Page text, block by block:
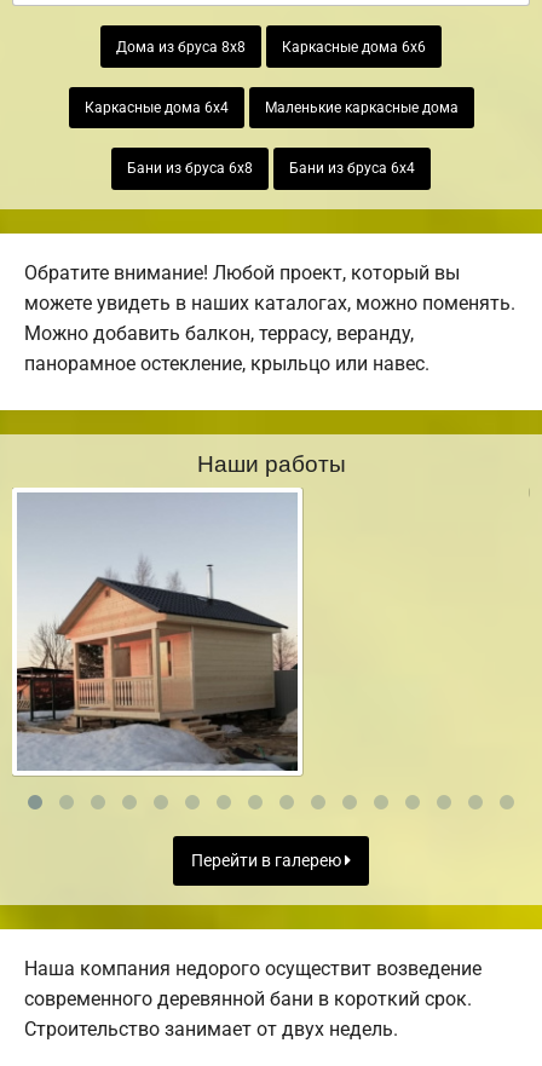
Дома из бруса 8х8 Каркасные дома 6х6
Каркасные дома 6х4 Маленькие каркасные дома
Бани из бруса 6х8 Бани из бруса 6х4
Обратите внимание! Любой проект, который вы
можете увидеть в наших каталогах, можно поменять.
Можно добавить балкон, террасу, веранду,
панорамное остекление, крыльцо или навес.
Наши работы
Перейти в галерею
Наша компания недорого осуществит возведение
современного деревянной бани в короткий срок.
Строительство занимает от двух недель.